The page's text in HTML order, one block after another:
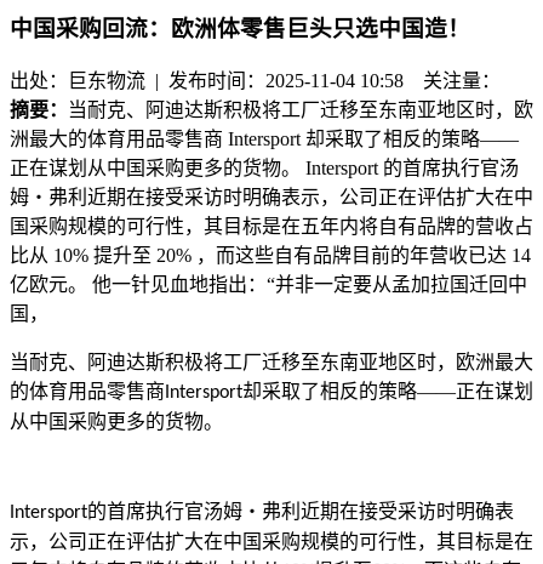
中国采购回流：欧洲体零售巨头只选中国造！
出处：巨东物流 | 发布时间：2025-11-04 10:58 关注量：
摘要：
当耐克、阿迪达斯积极将工厂迁移至东南亚地区时，欧
洲最大的体育用品零售商 Intersport 却采取了相反的策略——
正在谋划从中国采购更多的货物。 Intersport 的首席执行官汤
姆・弗利近期在接受采访时明确表示，公司正在评估扩大在中
国采购规模的可行性，其目标是在五年内将自有品牌的营收占
比从 10% 提升至 20% ，而这些自有品牌目前的年营收已达 14
亿欧元。 他一针见血地指出：“并非一定要从孟加拉国迁回中
国，
当耐克、阿迪达斯积极将工厂迁移至东南亚地区时，欧洲最大
的体育用品零售商Intersport却采取了相反的策略——正在谋划
从中国采购更多的货物。
Intersport的首席执行官汤姆・弗利近期在接受采访时明确表
示，公司正在评估扩大在中国采购规模的可行性，其目标是在